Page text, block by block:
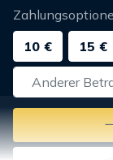
10 €
15 €